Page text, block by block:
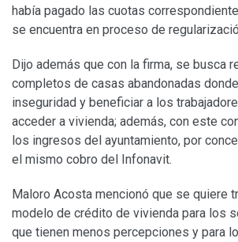
había pagado las cuotas
se encuentra en proceso de
Dijo además que con la firma, se busca
completos de casas abandonadas
inseguridad y beneficiar a los
acceder a vivienda; además, con este
los ingresos del ayuntamiento, por
el mismo cobro del Infonavit.
Maloro Acosta mencionó que se quiere
modelo de crédito de vivienda para los
que tienen menos percepciones y para